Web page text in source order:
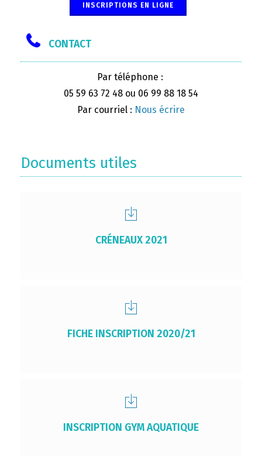
INSCRIPTIONS EN LIGNE
CONTACT
Par téléphone :
05 59 63 72 48 ou 06 99 88 18 54
Par courriel : Nous écrire
Documents utiles
CRÉNEAUX 2021
FICHE INSCRIPTION 2020/21
INSCRIPTION GYM AQUATIQUE